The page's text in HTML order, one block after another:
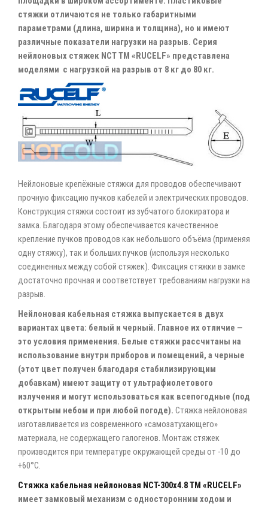
стяжки отличаются не только габаритными
параметрами (длина, ширина и толщина), но и имеют
различные показатели нагрузки на разрыв. Серия
нейлоновых стяжек NCT ТМ «RUCELF» представлена
моделями с нагрузкой на разрыв от 8 кг до 80 кг.
Нейлоновые крепёжные стяжки для проводов обеспечивают
прочную фиксацию пучков кабелей и электрических проводов.
Конструкция стяжки состоит из зубчатого блокиратора и
замка. Благодаря этому обеспечивается качественное
крепление пучков проводов как небольшого объёма (применяя
одну стяжку), так и больших пучков (используя несколько
соединенных между собой стяжек). Фиксация стяжки в замке
достаточно прочная и соответствует требованиям нагрузки на
разрыв.
Нейлоновая кабельная стяжка выпускается в двух
вариантах цвета: белый и черный. Главное их отличие —
это условия применения. Белые стяжки рассчитаны на
использование внутри приборов и помещений, а черные
(этот цвет получен благодаря стабилизирующим
добавкам) имеют защиту от ультрафиолетового
излучения и могут использоваться как всепогодные (под
открытым небом и при любой погоде). Стяжка нейлоновая
изготавливается из современного «самозатухающего»
материала, не содержащего галогенов. Монтаж стяжек
производится при температуре окружающей среды от -10 до
+60°C.
Стяжка кабельная нейлоновая NCT-300x4.8 ТМ «RUCELF»
имеет замковый механизм с односторонним ходом и